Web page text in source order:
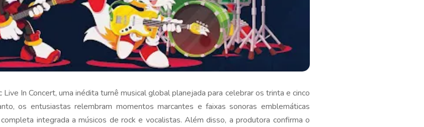
In Concert, uma inédita turnê musical global planejada para celebrar os trinta e cinco
os entusiastas relembram momentos marcantes e faixas sonoras emblemáticas
integrada a músicos de rock e vocalistas. Além disso, a produtora confirma o